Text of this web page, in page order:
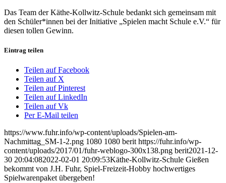
Das Team der Käthe-Kollwitz-Schule bedankt sich gemeinsam mit
den Schüler*innen bei der Initiative „Spielen macht Schule e.V.“ für
diesen tollen Gewinn.
Eintrag teilen
Teilen auf Facebook
Teilen auf X
Teilen auf Pinterest
Teilen auf LinkedIn
Teilen auf Vk
Per E-Mail teilen
https://www.fuhr.info/wp-content/uploads/Spielen-am-
Nachmittag_SM-1-2.png 1080 1080 berit https://fuhr.info/wp-
content/uploads/2017/01/fuhr-weblogo-300x138.png berit2021-12-
30 20:04:082022-02-01 20:09:53Käthe-Kollwitz-Schule Gießen
bekommt von J.H. Fuhr, Spiel-Freizeit-Hobby hochwertiges
Spielwarenpaket übergeben!